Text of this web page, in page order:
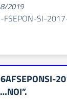
2019
FSEPON-SI-